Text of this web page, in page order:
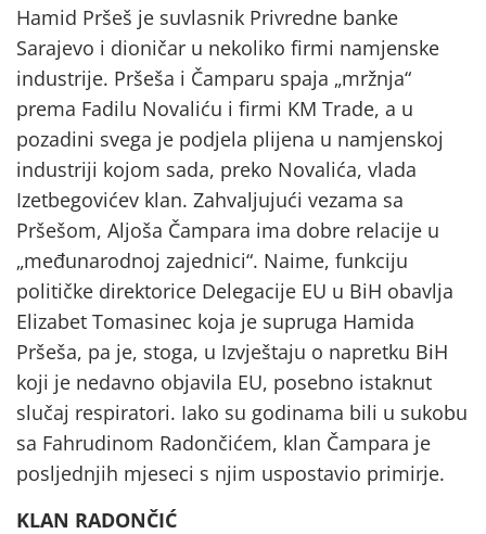
Hamid Pršeš je suvlasnik Privredne banke
Sarajevo i dioničar u nekoliko firmi namjenske
industrije. Pršeša i Čamparu spaja „mržnja“
prema Fadilu Novaliću i firmi KM Trade, a u
pozadini svega je podjela plijena u namjenskoj
industriji kojom sada, preko Novalića, vlada
Izetbegovićev klan. Zahvaljujući vezama sa
Pršešom, Aljoša Čampara ima dobre relacije u
„međunarodnoj zajednici“. Naime, funkciju
političke direktorice Delegacije EU u BiH obavlja
Elizabet Tomasinec koja je supruga Hamida
Pršeša, pa je, stoga, u Izvještaju o napretku BiH
koji je nedavno objavila EU, posebno istaknut
slučaj respiratori. Iako su godinama bili u sukobu
sa Fahrudinom Radončićem, klan Čampara je
posljednjih mjeseci s njim uspostavio primirje.
KLAN RADONČIĆ